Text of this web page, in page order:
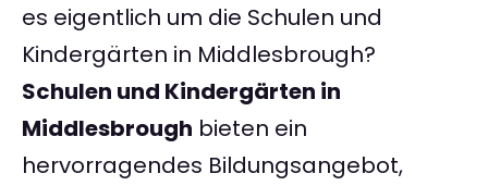
es eigentlich um die Schulen und
Kindergärten in Middlesbrough?
Schulen und Kindergärten in
Middlesbrough bieten ein
hervorragendes Bildungsangebot,